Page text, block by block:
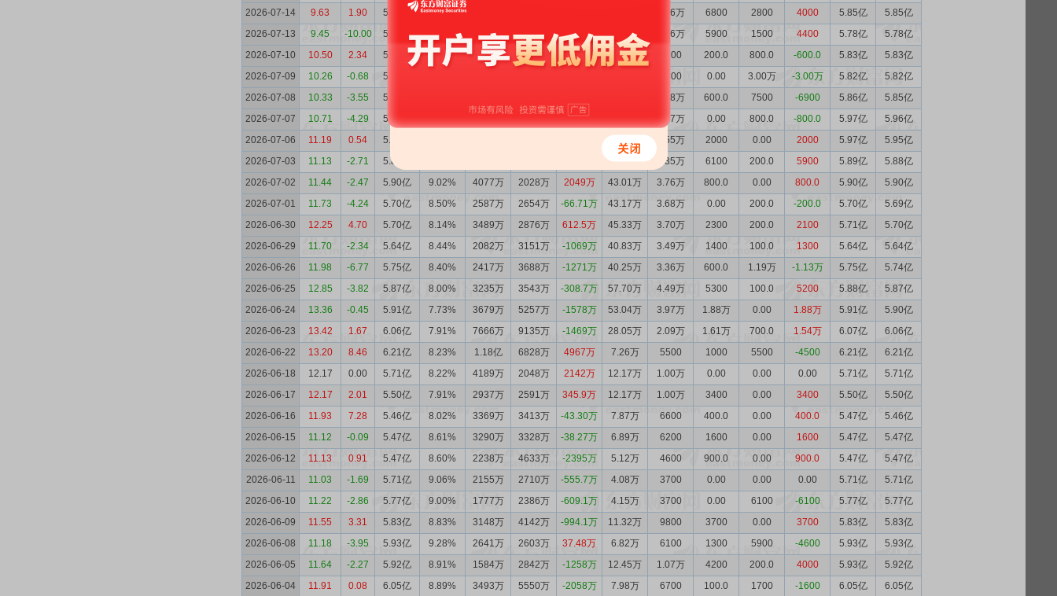
2026-07-14
9.63 1.90 5.85亿 10.63% 1.56万 6800 2800 4000 5.85亿
5.85亿
2026-07-13
9.45 -10.00 5.78亿 10.70% 2071万 2570万 -499.5万 10.96万 1.16万 5900 1500 4400 5.78亿
5.78亿
2026-07-10
10.50 2.34 5.83亿 9.72% 2006万 1880万 126.4万 7.56万 7200 200.0 800.0 -600.0 5.83亿
5.83亿
2026-07-09
10.26 -0.68 5.82亿 7800 0.00 3.00万 -3.00万 5.82亿
5.82亿
2026-07-08
10.33 -3.55 5.86亿 3.78万 600.0 7500 -6900 5.86亿
5.85亿
2026-07-07
10.71 -4.29 5.96亿 10.73万 4.47万 0.00 800.0 -800.0 5.97亿
5.96亿
2026-07-06
11.19 0.54 5.96亿 50.91万 4.55万 2000 0.00 2000 5.97亿
5.95亿
2026-07-03
11.13 -2.71 5.88亿 48.42万 4.35万 6100 200.0 5900 5.89亿
5.88亿
2026-07-02
11.44 -2.47 5.90亿 9.02% 4077万 2028万 2049万 43.01万 3.76万 800.0 0.00 800.0 5.90亿
5.90亿
2026-07-01
11.73 -4.24 5.70亿 8.50% 2587万 2654万 -66.71万 43.17万 3.68万 0.00 200.0 -200.0 5.70亿
5.69亿
2026-06-30
12.25 4.70 5.70亿 8.14% 3489万 2876万 612.5万 45.33万 3.70万 2300 200.0 2100 5.71亿
5.70亿
2026-06-29
11.70 -2.34 5.64亿 8.44% 2082万 3151万 -1069万 40.83万 3.49万 1400 100.0 1300 5.64亿
5.64亿
2026-06-26
11.98 -6.77 5.75亿 8.40% 2417万 3688万 -1271万 40.25万 3.36万 600.0 1.19万 -1.13万 5.75亿
5.74亿
2026-06-25
12.85 -3.82 5.87亿 8.00% 3235万 3543万 -308.7万 57.70万 4.49万 5300 100.0 5200 5.88亿
5.87亿
2026-06-24
13.36 -0.45 5.91亿 7.73% 3679万 5257万 -1578万 53.04万 3.97万 1.88万 0.00 1.88万 5.91亿
5.90亿
2026-06-23
13.42 1.67 6.06亿 7.91% 7666万 9135万 -1469万 28.05万 2.09万 1.61万 700.0 1.54万 6.07亿
6.06亿
2026-06-22
13.20 8.46 6.21亿 8.23% 1.18亿 6828万 4967万 7.26万 5500 1000 5500 -4500 6.21亿
6.21亿
2026-06-18
12.17 0.00 5.71亿 8.22% 4189万 2048万 2142万 12.17万 1.00万 0.00 0.00 0.00 5.71亿
5.71亿
2026-06-17
12.17 2.01 5.50亿 7.91% 2937万 2591万 345.9万 12.17万 1.00万 3400 0.00 3400 5.50亿
5.50亿
2026-06-16
11.93 7.28 5.46亿 8.02% 3369万 3413万 -43.30万 7.87万 6600 400.0 0.00 400.0 5.47亿
5.46亿
2026-06-15
11.12 -0.09 5.47亿 8.61% 3290万 3328万 -38.27万 6.89万 6200 1600 0.00 1600 5.47亿
5.47亿
2026-06-12
11.13 0.91 5.47亿 8.60% 2238万 4633万 -2395万 5.12万 4600 900.0 0.00 900.0 5.47亿
5.47亿
2026-06-11
11.03 -1.69 5.71亿 9.06% 2155万 2710万 -555.7万 4.08万 3700 0.00 0.00 0.00 5.71亿
5.71亿
2026-06-10
11.22 -2.86 5.77亿 9.00% 1777万 2386万 -609.1万 4.15万 3700 0.00 6100 -6100 5.77亿
5.77亿
2026-06-09
11.55 3.31 5.83亿 8.83% 3148万 4142万 -994.1万 11.32万 9800 3700 0.00 3700 5.83亿
5.83亿
2026-06-08
11.18 -3.95 5.93亿 9.28% 2641万 2603万 37.48万 6.82万 6100 1300 5900 -4600 5.93亿
5.93亿
2026-06-05
11.64 -2.27 5.92亿 8.91% 1584万 2842万 -1258万 12.45万 1.07万 4200 200.0 4000 5.93亿
5.92亿
2026-06-04
11.91 0.08 6.05亿 8.89% 3493万 5550万 -2058万 7.98万 6700 100.0 1700 -1600 6.05亿
6.05亿